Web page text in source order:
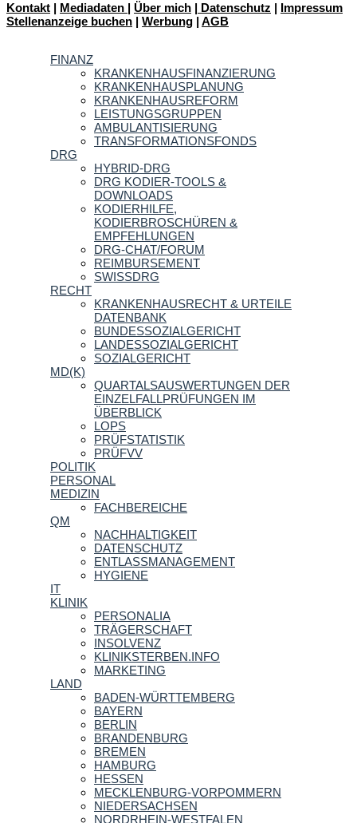
Kontakt | Mediadaten | Über mich | Datenschutz | Impressum
Stellenanzeige buchen | Werbung | AGB
FINANZ
KRANKENHAUSFINANZIERUNG
KRANKENHAUSPLANUNG
KRANKENHAUSREFORM
LEISTUNGSGRUPPEN
AMBULANTISIERUNG
TRANSFORMATIONSFONDS
DRG
HYBRID-DRG
DRG KODIER-TOOLS &
DOWNLOADS
KODIERHILFE,
KODIERBROSCHÜREN &
EMPFEHLUNGEN
DRG-CHAT/FORUM
REIMBURSEMENT
SWISSDRG
RECHT
KRANKENHAUSRECHT & URTEILE
DATENBANK
BUNDESSOZIALGERICHT
LANDESSOZIALGERICHT
SOZIALGERICHT
MD(K)
QUARTALSAUSWERTUNGEN DER
EINZELFALLPRÜFUNGEN IM
ÜBERBLICK
LOPS
PRÜFSTATISTIK
PRÜFVV
POLITIK
PERSONAL
MEDIZIN
FACHBEREICHE
QM
NACHHALTIGKEIT
DATENSCHUTZ
ENTLASSMANAGEMENT
HYGIENE
IT
KLINIK
PERSONALIA
TRÄGERSCHAFT
INSOLVENZ
KLINIKSTERBEN.INFO
MARKETING
LAND
BADEN-WÜRTTEMBERG
BAYERN
BERLIN
BRANDENBURG
BREMEN
HAMBURG
HESSEN
MECKLENBURG-VORPOMMERN
NIEDERSACHSEN
NORDRHEIN-WESTFALEN